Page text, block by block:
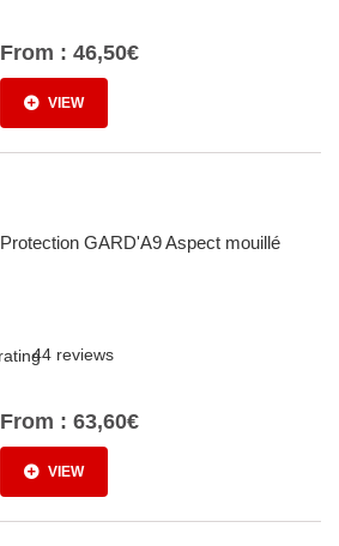
From : 46,50€
VIEW
Protection GARD'A9 Aspect mouillé
44 reviews
From : 63,60€
VIEW